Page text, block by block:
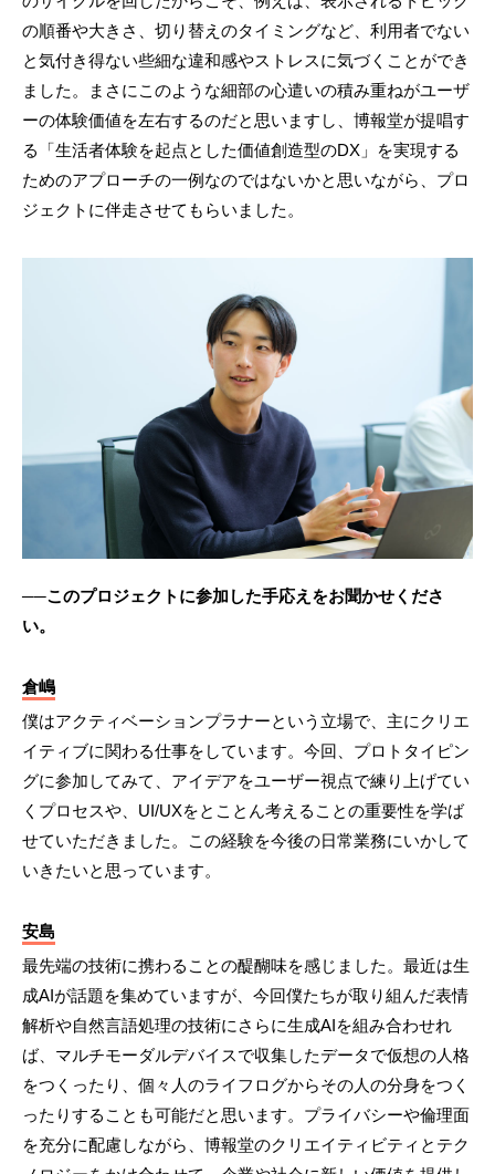
の順番や大きさ、切り替えのタイミングなど、利用者でない
と気付き得ない些細な違和感やストレスに気づくことができ
ました。まさにこのような細部の心遣いの積み重ねがユーザ
ーの体験価値を左右するのだと思いますし、博報堂が提唱す
る「生活者体験を起点とした価値創造型のDX」を実現する
ためのアプローチの一例なのではないかと思いながら、プロ
ジェクトに伴走させてもらいました。
──このプロジェクトに参加した手応えをお聞かせくださ
い。
倉嶋
僕はアクティベーションプラナーという立場で、主にクリエ
イティブに関わる仕事をしています。今回、プロトタイピン
グに参加してみて、アイデアをユーザー視点で練り上げてい
くプロセスや、UI/UXをとことん考えることの重要性を学ば
せていただきました。この経験を今後の日常業務にいかして
いきたいと思っています。
安島
最先端の技術に携わることの醍醐味を感じました。最近は生
成AIが話題を集めていますが、今回僕たちが取り組んだ表情
解析や自然言語処理の技術にさらに生成AIを組み合わせれ
ば、マルチモーダルデバイスで収集したデータで仮想の人格
をつくったり、個々人のライフログからその人の分身をつく
ったりすることも可能だと思います。プライバシーや倫理面
を充分に配慮しながら、博報堂のクリエイティビティとテク